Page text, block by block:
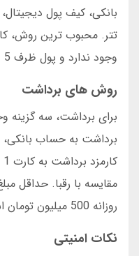
بانکی، کیف پول
تتر. محبوب ترین روش،
وجود ندارد و پول ظرف 5 دقیقه وارد حسابت می شود.
روش های برداشت
برای برداشت، سه گزینه
برداشت به حساب
روزانه 500 میلیون تومان است.
نکات امنیتی